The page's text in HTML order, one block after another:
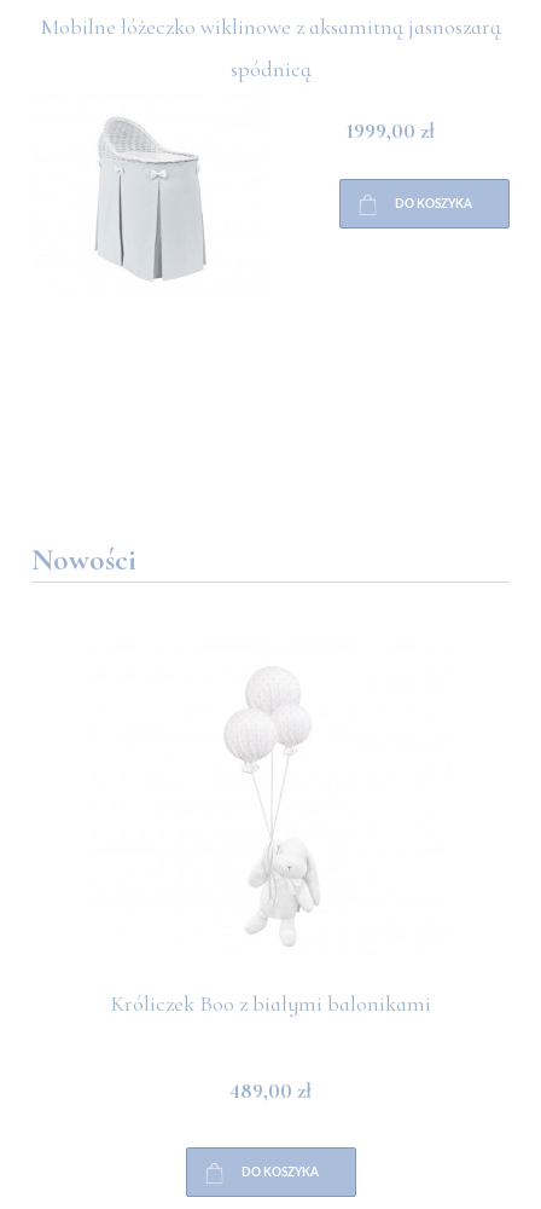
Mobilne łóżeczko wiklinowe z aksamitną jasnoszarą
spódnicą
1999,00 zł
DO KOSZYKA
Nowości
Króliczek Boo z białymi balonikami
489,00 zł
DO KOSZYKA